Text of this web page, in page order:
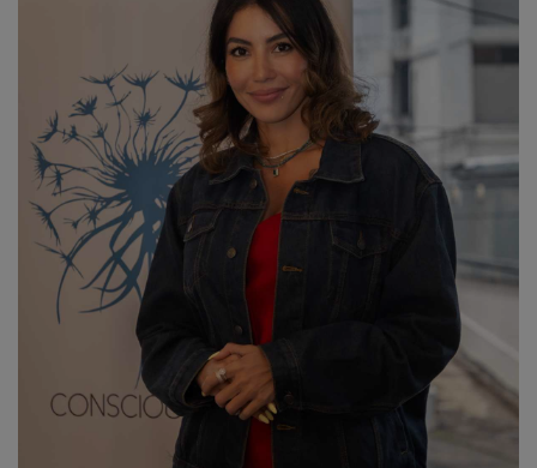
Access
Bars
المناطق
Classes
Facilitators